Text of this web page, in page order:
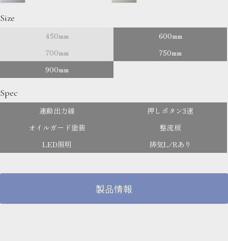
Size
450mm
600mm
700mm
750mm
900mm
Spec
連動出力線
押しボタン3速
オイルガード塗装
整流板
LED照明
排気L/Rあり
製品情報